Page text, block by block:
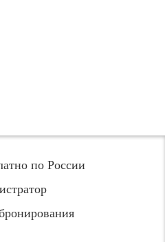
по России